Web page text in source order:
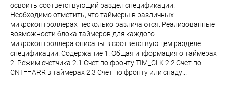
освоить соответствующий раздел спецификации.
Необходимо отметить, что таймеры в различных
микроконтроллерах несколько различаются. Реализованные
возможности блока таймеров для каждого
микроконтроллера описаны в соответствующем разделе
спецификации! Содержание 1. Общая информация о таймерах
2. Режим счетчика 2.1 Счет по фронту TIM_CLK 2.2 Счет по
CNT==ARR в таймерах 2.3 Счет по фронту или спаду...